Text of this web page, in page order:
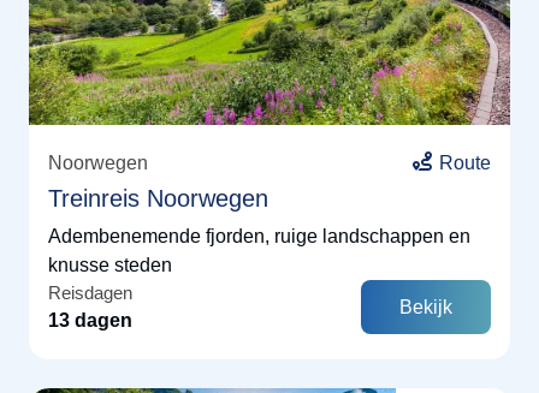
Noorwegen Route
Treinreis Noorwegen
Adembenemende fjorden, ruige landschappen en
knusse steden
Reisdagen
13 dagen
Bekijk